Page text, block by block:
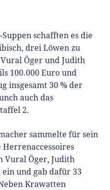
schafften es die
drei Löwen zu
Öger und Judith
100.000 Euro und
insgesamt 30 % der
auch das
2.
sammelte für sein
Vural Öger, Judith
und gab dafür 33
Krawatten